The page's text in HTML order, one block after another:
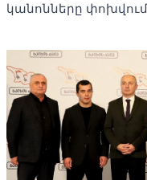
կանոնները